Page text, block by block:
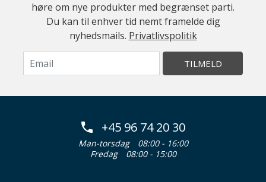
høre om nye produkter med begrænset parti.
Du kan til enhver tid nemt framelde dig
nyhedsmails. Privatlivspolitik
TILMELD
+45 96 74 20 30
Man-torsdag
08:00 - 16:00
Fredag
08:00 - 15:00